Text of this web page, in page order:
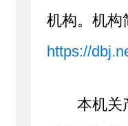
机构。机构
https://
本机关